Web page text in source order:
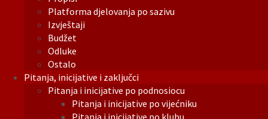
Platforma djelovanja po sazivu
Izvještaji
Budžet
Odluke
Ostalo
Pitanja, inicijative i zaključci
Pitanja i inicijative po podnosiocu
Pitanja i inicijative po vijećniku